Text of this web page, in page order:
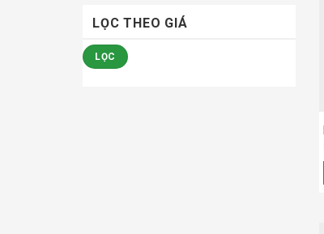
LỌC THEO GIÁ
LỌC